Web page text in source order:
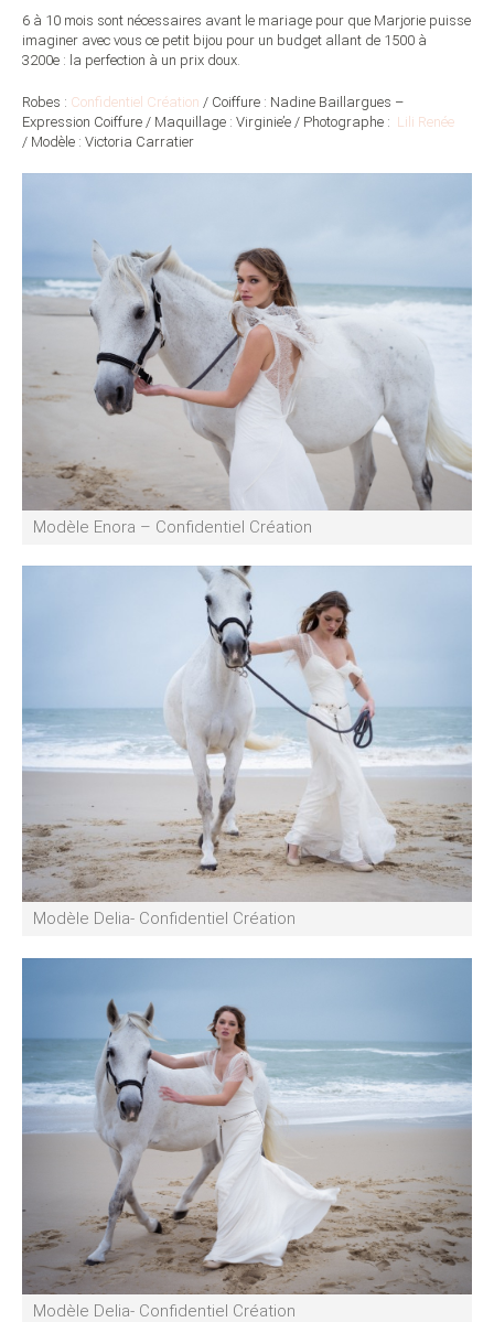
6 à 10 mois sont nécessaires avant le mariage pour que Marjorie puisse
imaginer avec vous ce petit bijou pour un budget allant de 1500 à
3200e : la perfection à un prix doux.
Robes : Confidentiel Création / Coiffure : Nadine Baillargues –
Expression Coiffure / Maquillage : Virginie’e / Photographe : Lili Renée
/ Modèle : Victoria Carratier
Modèle Enora – Confidentiel Création
Modèle Delia- Confidentiel Création
Modèle Delia- Confidentiel Création